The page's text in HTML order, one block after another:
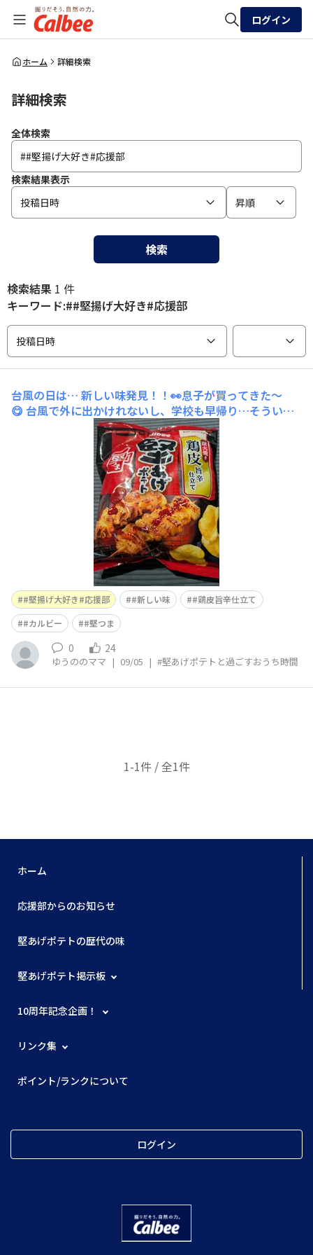
全体検索
ログイン
ホーム 詳細検索
詳細検索
全体検索
検索結果表示
投稿日時
昇順
検索
検索結果 1 件
キーワード:##堅揚げ大好き#応援部
投稿日時
台風の日は… 新しい味発見！！👀息子が買ってきた〜
😋 台風で外に出かけれないし、学校も早帰り…そういう
時は、やはり堅揚げでテンションあげるしかない😁こり
ゃビールに合いそう🧡🍺
#堅揚げ大好き#応援部 #新しい味
#鶏皮旨辛仕立て
#カルビー
#堅つま
0 24
ゆうののママ | 09/05 | #堅あげポテトと過ごすおうち時間
1-1件 / 全1件
ホーム
応援部からのお知らせ
堅あげポテトの歴代の味
堅あげポテト掲示板
10周年記念企画！
リンク集
ポイント/ランクについて
ログイン